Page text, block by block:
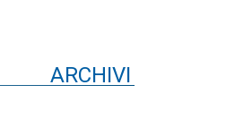
ARCHIVI